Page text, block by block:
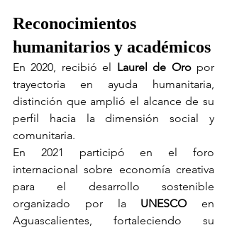
Reconocimientos
humanitarios y académicos
En 2020, recibió el Laurel de Oro por
trayectoria en ayuda humanitaria,
distinción que amplió el alcance de su
perfil hacia la dimensión social y
comunitaria.
En 2021 participó en el foro
internacional sobre economía creativa
para el desarrollo sostenible
organizado por la UNESCO en
Aguascalientes, fortaleciendo su